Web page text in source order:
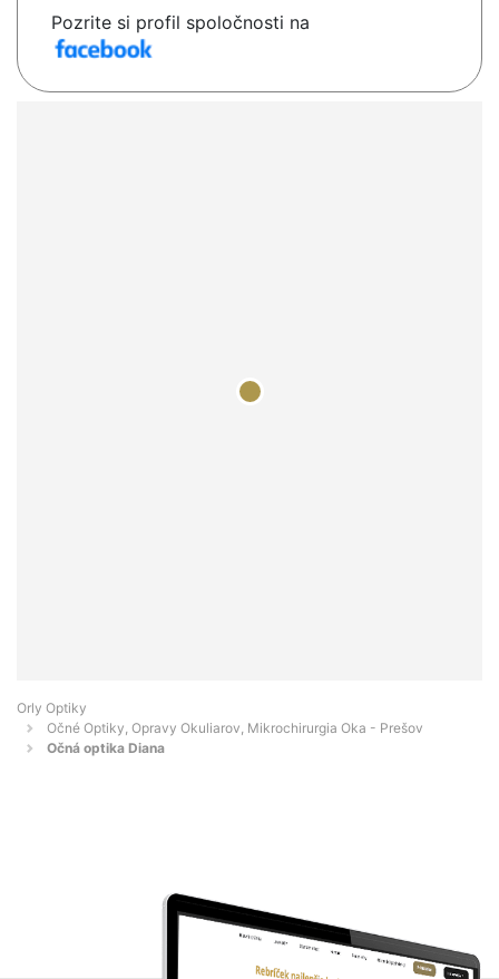
Pozrite si profil spoločnosti na
Orly Optiky
Očné Optiky, Opravy Okuliarov, Mikrochirurgia Oka - Prešov
Očná optika Diana